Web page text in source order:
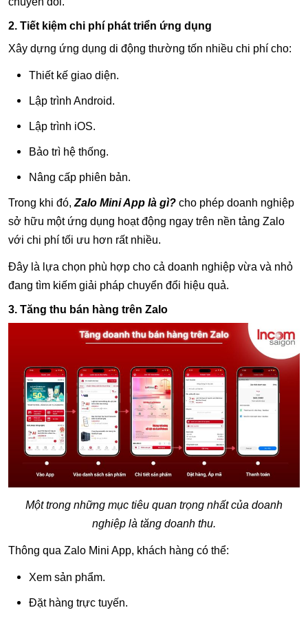
2. Tiết kiệm chi phí phát triển ứng dụng
Xây dựng ứng dụng di động thường tốn nhiều chi phí cho:
Thiết kế giao diện.
Lập trình Android.
Lập trình iOS.
Bảo trì hệ thống.
Nâng cấp phiên bản.
Trong khi đó, Zalo Mini App là gì? cho phép doanh nghiệp
sở hữu một ứng dụng hoạt động ngay trên nền tảng Zalo
với chi phí tối ưu hơn rất nhiều.
Đây là lựa chọn phù hợp cho cả doanh nghiệp vừa và nhỏ
đang tìm kiếm giải pháp chuyển đổi hiệu quả.
3. Tăng thu bán hàng trên Zalo
Một trong những mục tiêu quan trọng nhất của doanh
nghiệp là tăng doanh thu.
Thông qua Zalo Mini App, khách hàng có thể:
Xem sản phẩm.
Đặt hàng trực tuyến.